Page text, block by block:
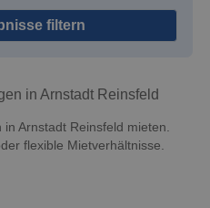
filtern
in Arnstadt Reinsfeld
Arnstadt Reinsfeld mieten.
flexible Mietverhältnisse.